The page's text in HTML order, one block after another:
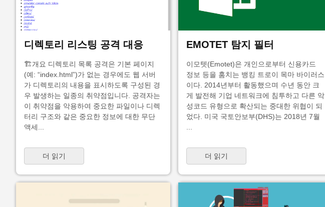
디렉토리 리스팅 공격 대응
🏗️개요 디렉토리 목록 공격은 기본 페이지
(예: “index.html”)가 없는 경우에도 웹 서버
가 디렉토리의 내용을 표시하도록 구성된 경
우 발생하는 일종의 취약점입니다. 공격자는
이 취약점을 악용하여 중요한 파일이나 디렉
터리 구조와 같은 중요한 정보에 대한 무단
액세...
더 읽기
EMOTET 탐지 필터
이모텟(Emotet)은 개인으로부터 신용카드
정보 등을 훔치는 뱅킹 트로이 목마 바이러스
이다. 2014년부터 활동했으며 수년 동안 크
게 발전해 기업 네트워크에 침투하고 다른 악
성코드 유형으로 확산되는 중대한 위협이 되
었다. 미국 국토안보부(DHS)는 2018년 7월
더 읽기